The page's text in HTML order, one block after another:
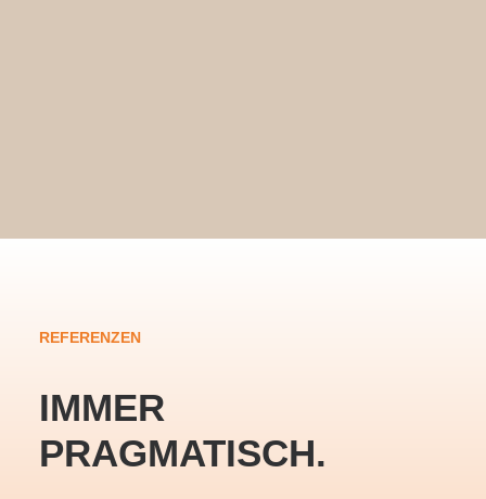
REFERENZEN
IMMER
PRAGMATISCH.